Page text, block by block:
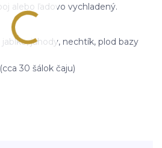
alebo ľadovo vychladený.
jablko, jahody, nechtík, plod bazy
30 šálok čaju)